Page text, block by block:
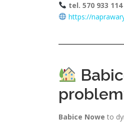
tel. 570 933 114
https://
Babice Nowe to